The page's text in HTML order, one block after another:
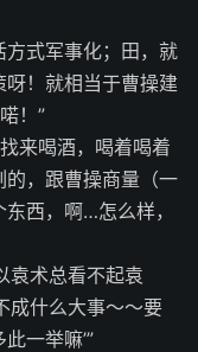
方式军事化；田，就
！就相当于曹操建
！”
来喝酒，喝着喝着
，跟曹操商量（一
西，啊…怎么样，
袁术总看不起袁
成什么大事～～要
一举嘛’”